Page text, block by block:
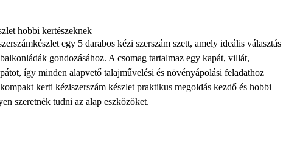
hobbi kertészeknek
egy 5 darabos kézi szerszám szett, amely ideális választás
gondozásához. A csomag tartalmaz egy kapát, villát,
így minden alapvető talajművelési és növényápolási feladathoz
kerti kéziszerszám készlet praktikus megoldás kezdő és hobbi
szeretnék tudni az alap eszközöket.